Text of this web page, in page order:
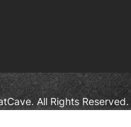
All Rights Reserved.